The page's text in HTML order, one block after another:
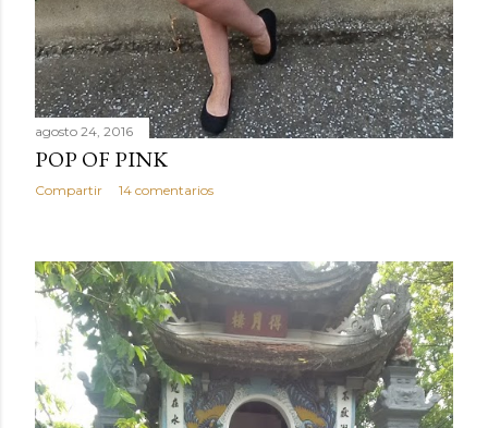
agosto 24, 2016
POP OF PINK
Compartir 14 comentarios